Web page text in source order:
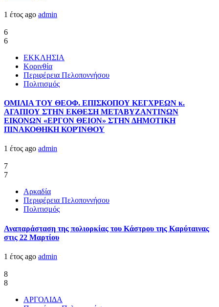
1 έτος ago admin
6
6
ΕΚΚΛΗΣΙΑ
Κορινθία
Περιφέρεια Πελοποννήσου
Πολιτισμός
ΟΜΙΛΙΑ ΤΟΥ ΘΕΟΦ. ΕΠΙΣΚΟΠΟΥ ΚΕΓΧΡΕΩΝ κ.
ΑΓΑΠΙΟΥ ΣΤΗΝ ΕΚΘΕΣΗ ΜΕΤΑΒΥΖΑΝΤΙΝΩΝ
ΕΙΚΟΝΩΝ «ΕΡΓΟΝ ΘΕΙΟΝ» ΣΤΗΝ ΔΗΜΟΤΙΚΗ
ΠΙΝΑΚΟΘΗΚΗ ΚΟΡΊΝΘΟΥ
1 έτος ago admin
7
7
Αρκαδία
Περιφέρεια Πελοποννήσου
Πολιτισμός
Αναπαράσταση της πολιορκίας του Κάστρου της Καρύταινας
στις 22 Μαρτίου
1 έτος ago admin
8
8
ΑΡΓΟΛΙΔΑ